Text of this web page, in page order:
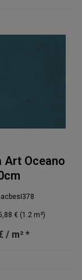
Art Oceano
€ (1.2 m²)
/ m² *